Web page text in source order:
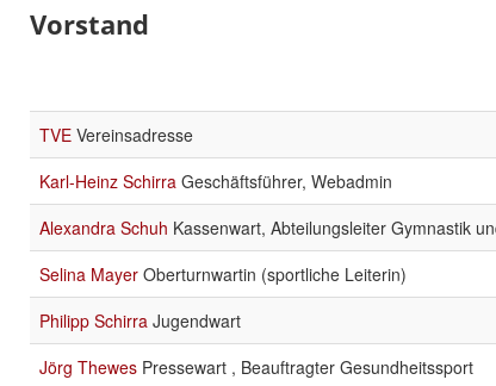
Vorstand
TVE Vereinsadresse
Karl-Heinz Schirra Geschäftsführer, Webadmin
Alexandra Schuh Kassenwart, Abteilungsleiter Gymnastik
Selina Mayer Oberturnwartin (sportliche Leiterin)
Philipp Schirra Jugendwart
Jörg Thewes Pressewart , Beauftragter Gesundheitssport